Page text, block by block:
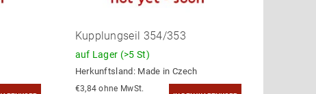
Kupplungseil 354/353
auf Lager (>5 St)
Herkunftsland: Made in Czech
€3,84 ohne MwSt.